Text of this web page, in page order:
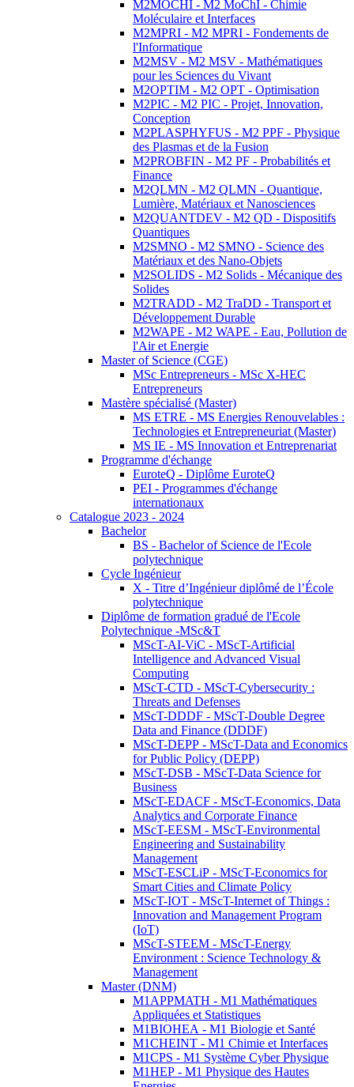
M2MOCHI - M2 MoChI - Chimie
Moléculaire et Interfaces
M2MPRI - M2 MPRI - Fondements de
l'Informatique
M2MSV - M2 MSV - Mathématiques
pour les Sciences du Vivant
M2OPTIM - M2 OPT - Optimisation
M2PIC - M2 PIC - Projet, Innovation,
Conception
M2PLASPHYFUS - M2 PPF - Physique
des Plasmas et de la Fusion
M2PROBFIN - M2 PF - Probabilités et
Finance
M2QLMN - M2 QLMN - Quantique,
Lumière, Matériaux et Nanosciences
M2QUANTDEV - M2 QD - Dispositifs
Quantiques
M2SMNO - M2 SMNO - Science des
Matériaux et des Nano-Objets
M2SOLIDS - M2 Solids - Mécanique des
Solides
M2TRADD - M2 TraDD - Transport et
Développement Durable
M2WAPE - M2 WAPE - Eau, Pollution de
l'Air et Energie
Master of Science (CGE)
MSc Entrepreneurs - MSc X-HEC
Entrepreneurs
Mastère spécialisé (Master)
MS ETRE - MS Energies Renouvelables :
Technologies et Entrepreneuriat (Master)
MS IE - MS Innovation et Entreprenariat
Programme d'échange
EuroteQ - Diplôme EuroteQ
PEI - Programmes d'échange
internationaux
Catalogue 2023 - 2024
Bachelor
BS - Bachelor of Science de l'Ecole
polytechnique
Cycle Ingénieur
X - Titre d’Ingénieur diplômé de l’École
polytechnique
Diplôme de formation gradué de l'Ecole
Polytechnique -MSc&T
MScT-AI-ViC - MScT-Artificial
Intelligence and Advanced Visual
Computing
MScT-CTD - MScT-Cybersecurity :
Threats and Defenses
MScT-DDDF - MScT-Double Degree
Data and Finance (DDDF)
MScT-DEPP - MScT-Data and Economics
for Public Policy (DEPP)
MScT-DSB - MScT-Data Science for
Business
MScT-EDACF - MScT-Economics, Data
Analytics and Corporate Finance
MScT-EESM - MScT-Environmental
Engineering and Sustainability
Management
MScT-ESCLiP - MScT-Economics for
Smart Cities and Climate Policy
MScT-IOT - MScT-Internet of Things :
Innovation and Management Program
(IoT)
MScT-STEEM - MScT-Energy
Environment : Science Technology &
Management
Master (DNM)
M1APPMATH - M1 Mathématiques
Appliquées et Statistiques
M1BIOHEA - M1 Biologie et Santé
M1CHEINT - M1 Chimie et Interfaces
M1CPS - M1 Système Cyber Physique
M1HEP - M1 Physique des Hautes